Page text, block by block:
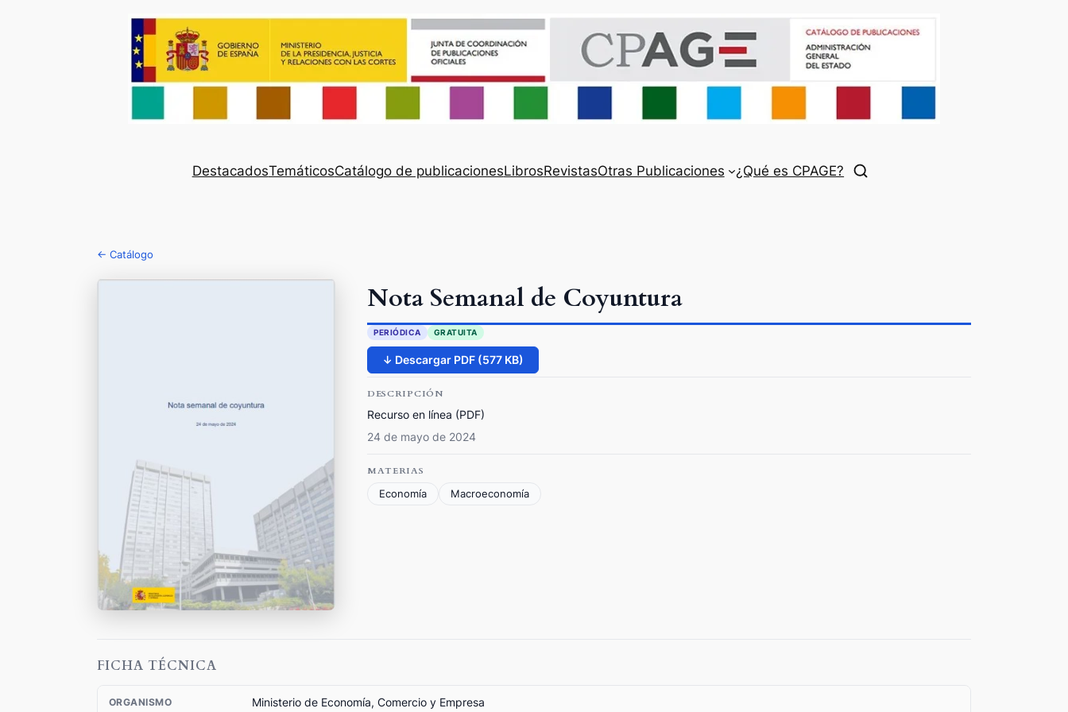
DestacadosTemáticosCatálogo de publicacionesLibrosRevistasOtras Publicaciones ¿Qué es CPAGE?
← Catálogo
Nota Semanal de Coyuntura
PERIÓDICA GRATUITA
↓ Descargar PDF (577 KB)
DESCRIPCIÓN
Recurso en línea (PDF)
24 de mayo de 2024
MATERIAS
Economía
Macroeconomía
FICHA TÉCNICA
ORGANISMO Ministerio de Economía, Comercio y Empresa